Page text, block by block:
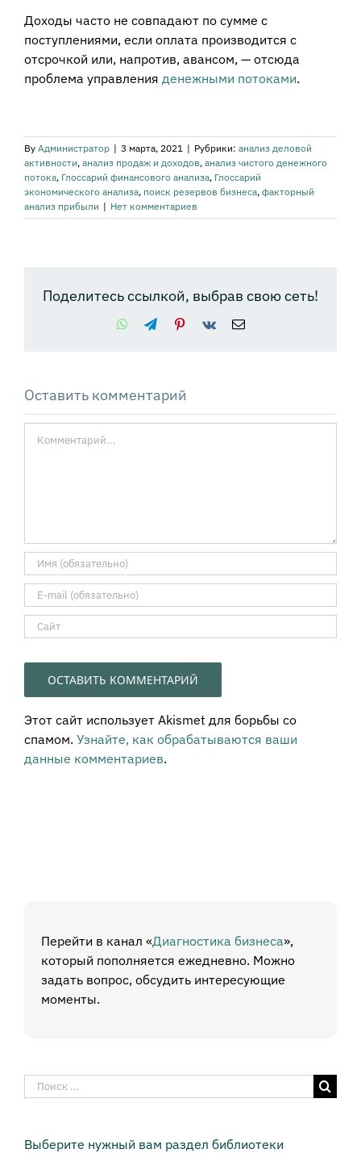
Доходы часто не совпадают по сумме с
поступлениями, если оплата производится с
отсрочкой или, напротив, авансом, — отсюда
проблема управления денежными потоками.
By Администратор | 3 марта, 2021 | Рубрики: анализ деловой
активности, анализ продаж и доходов, анализ чистого денежного
потока, Глоссарий финансового анализа, Глоссарий
экономического анализа, поиск резервов бизнеса, факторный
анализ прибыли | Нет комментариев
Поделитесь ссылкой, выбрав свою сеть!
WhatsApp
TelegramPinterest
Vk Email
Оставить комментарий
Этот сайт использует Akismet для борьбы со
спамом. Узнайте, как обрабатываются ваши
данные комментариев.
Перейти в канал «Диагностика бизнеса»,
который пополняется ежедневно. Можно
задать вопрос, обсудить интересующие
моменты.
Результат
поиска:
Выберите нужный вам раздел библиотеки